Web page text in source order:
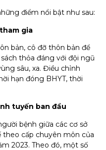
điểm nổi bật như sau:
gia
bản, cô đỡ thôn bản để
thỏa đáng với đội ngũ
sâu, xa. Điều chỉnh
hạn đóng BHYT, thời
tuyến ban đầu
bệnh giữa các cơ sở
theo cấp chuyên môn của
2023. Theo đó, một số